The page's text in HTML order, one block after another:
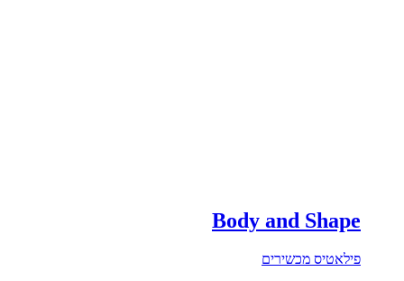
Body and Shape
פילאטיס מכשירים